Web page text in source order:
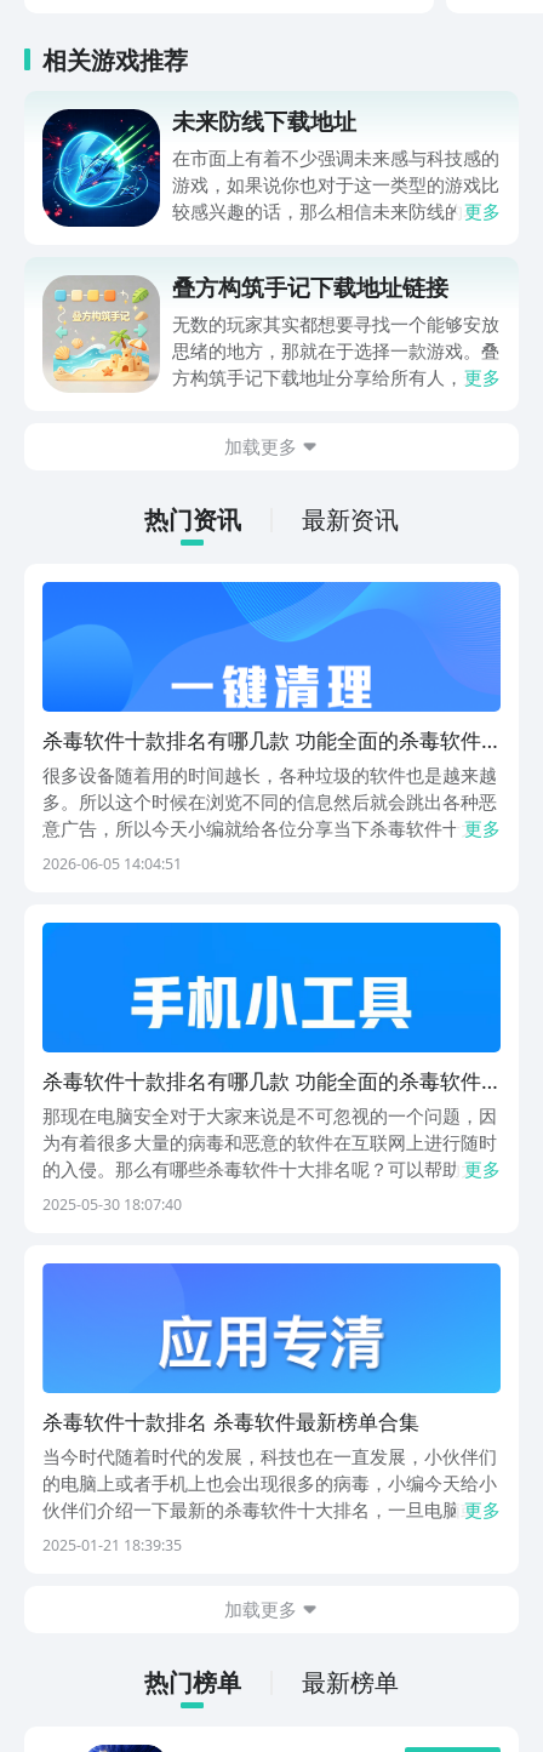
相关游戏推荐
未来防线下载地址
在市面上有着不少强调未来感与科技感的
游戏，如果说你也对于这一类型的游戏比
较感兴趣的话，那么相信未来防线的名字
关链接，在最近这款游戏的热度非常之
高，无论是先进前卫的背景设定，还是紧
张有趣的战斗玩法，都吸引着不少同学的
关注，你是否也想要提前进行预约，方便
更多
叠方构筑手记下载地址链接
无数的玩家其实都想要寻找一个能够安放
思绪的地方，那就在于选择一款游戏。叠
方构筑手记下载地址分享给所有人，这一
情。如果大家想要下载这款游戏，其实方
下游戏的主要乐趣吧。
更多
加载更多
热门资讯 最新资讯
杀毒软件十款排名有哪几款 功能全面的杀毒软件
分享
很多设备随着用的时间越长，各种垃圾的软件也是越来越
多。所以这个时候在浏览不同的信息然后就会跳出各种恶
意广告，所以今天小编就给各位分享当下杀毒软件十大排
名。这样能够帮助各位将手机的垃圾清理到位和更好的保
安...
更多
2026-06-05 14:04:51
杀毒软件十款排名有哪几款 功能全面的杀毒软件
推荐
那现在电脑安全对于大家来说是不可忽视的一个问题，因
为有着很多大量的病毒和恶意的软件在互联网上进行随时
的入侵。那么有哪些杀毒软件十大排名呢？可以帮助大家
随时随地的去保护我们的数字安全，所以今天小编就给大
更多
2025-05-30 18:07:40
杀毒软件十款排名 杀毒软件最新榜单合集
当今时代随着时代的发展，科技也在一直发展，小伙伴们
的电脑上或者手机上也会出现很多的病毒，小编今天给小
伙伴们介绍一下最新的杀毒软件十大排名，一旦电脑或手
机中了病毒就会影响小伙伴们的使用，这时候小伙伴们应
更多
2025-01-21 18:39:35
加载更多
热门榜单 最新榜单